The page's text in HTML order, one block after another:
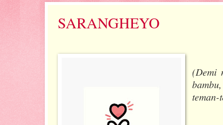
SARANGHEYO
(Demi
teman-